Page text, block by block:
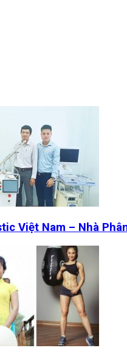
Việt Nam – Nhà